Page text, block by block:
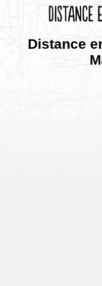
Distance